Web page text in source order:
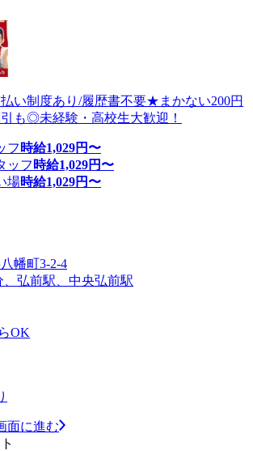
払い制度あり/履歴書不要★まかない200円
も◎未経験・高校生大歓迎！
フ 時給1,029円〜
ッフ 時給1,029円〜
場時給1,029円〜
幡町3-2-4
、弘前駅、中央弘前駅
OK
面に進む